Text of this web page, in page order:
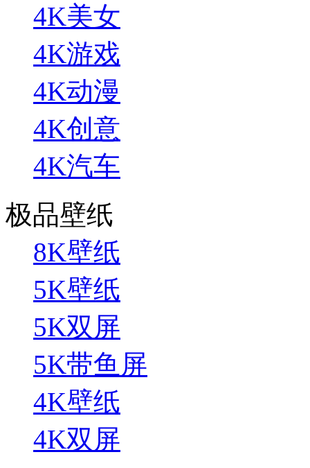
4K美女
4K游戏
4K动漫
4K创意
4K汽车
极品壁纸
8K壁纸
5K壁纸
5K双屏
5K带鱼屏
4K壁纸
4K双屏